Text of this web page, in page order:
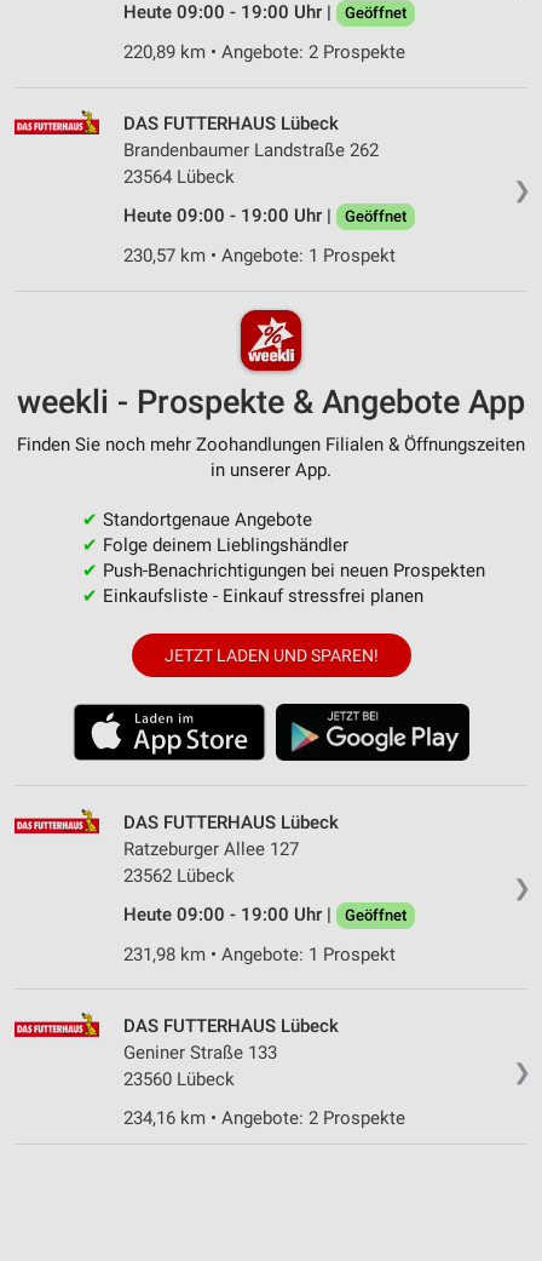
Heute 09:00 - 19:00 Uhr |
Geöffnet
220,89 km • Angebote: 2 Prospekte
❯
DAS FUTTERHAUS Lübeck
Brandenbaumer Landstraße 262
23564 Lübeck
Heute 09:00 - 19:00 Uhr |
Geöffnet
230,57 km • Angebote: 1 Prospekt
weekli - Prospekte & Angebote App
Finden Sie noch mehr Zoohandlungen Filialen & Öffnungszeiten
in unserer App.
✔ Standortgenaue Angebote
✔ Folge deinem Lieblingshändler
✔ Push-Benachrichtigungen bei neuen Prospekten
✔ Einkaufsliste - Einkauf stressfrei planen
JETZT LADEN UND SPAREN!
❯
DAS FUTTERHAUS Lübeck
Ratzeburger Allee 127
23562 Lübeck
Heute 09:00 - 19:00 Uhr |
Geöffnet
231,98 km • Angebote: 1 Prospekt
❯
DAS FUTTERHAUS Lübeck
Geniner Straße 133
23560 Lübeck
234,16 km • Angebote: 2 Prospekte